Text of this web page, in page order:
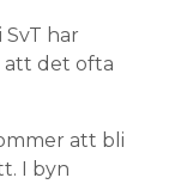
har
att det ofta
att bli
I byn